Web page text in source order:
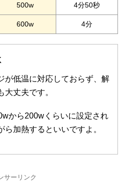
500w 4分50秒
600w 4分
が低温に対応しておらず、解
丈夫です。
から200wくらいに設定され
加熱するといいですよ。
サーリンク